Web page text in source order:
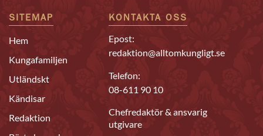
SITEMAP
Hem
Kungafamiljen
Utländskt
Kändisar
Redaktion
KONTAKTA OSS
Epost:
redaktion@alltomkungligt.se
Telefon:
08-611 90 10
Chefredaktör & ansvarig
utgivare